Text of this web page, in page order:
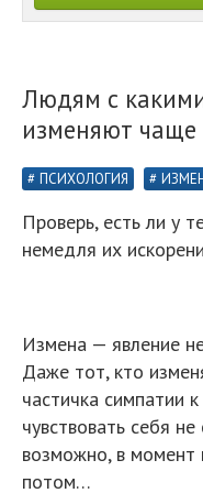
Людям с
изменяют чаще
ПСИХОЛОГИЯ
Проверь, есть ли у
немедля их
Измена — явление
Даже тот, кто
частичка симпатии
чувствовать себя
возможно, в момент
потом…